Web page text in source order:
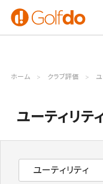
ゴルフ
クラブ
ゴル
ホーム クラブ評価
ユーティリテ